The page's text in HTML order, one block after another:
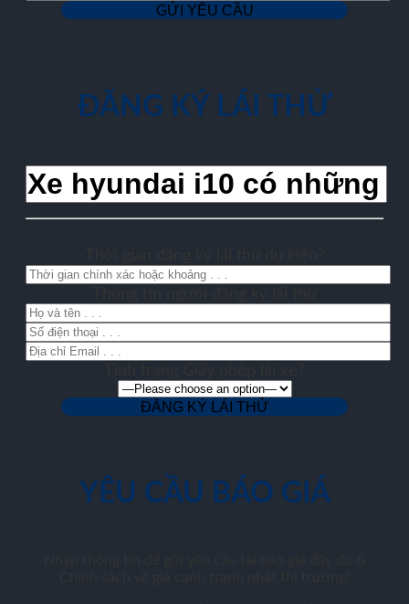
ĐĂNG KÝ LÁI THỬ
YÊU CẦU BÁO GIÁ